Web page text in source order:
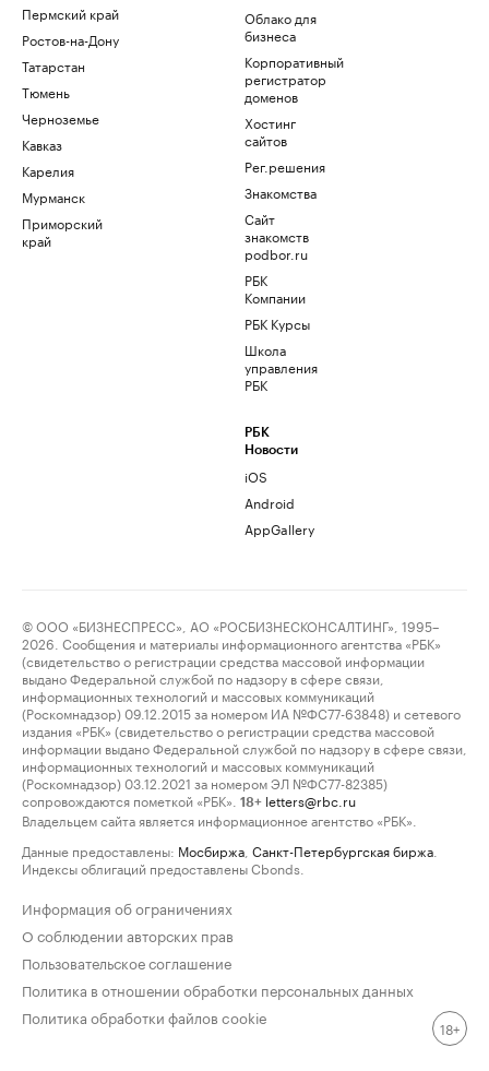
Пермский край
Ростов-на-Дону
Татарстан
Тюмень
Черноземье
Кавказ
Карелия
Мурманск
Приморский
край
Облако для
бизнеса
Корпоративный
регистратор
доменов
Хостинг
сайтов
Рег.решения
Знакомства
Сайт
знакомств
podbor.ru
РБК
Компании
РБК Курсы
Школа
управления
РБК
РБК
Новости
iOS
Android
AppGallery
© ООО «БИЗНЕСПРЕСС», АО «РОСБИЗНЕСКОНСАЛТИНГ», 1995–
2026. Сообщения и материалы информационного агентства «РБК»
(свидетельство о регистрации средства массовой информации
выдано Федеральной службой по надзору в сфере связи,
информационных технологий и массовых коммуникаций
(Роскомнадзор) 09.12.2015 за номером ИА №ФС77-63848) и сетевого
издания «РБК» (свидетельство о регистрации средства массовой
информации выдано Федеральной службой по надзору в сфере связи,
информационных технологий и массовых коммуникаций
(Роскомнадзор) 03.12.2021 за номером ЭЛ №ФС77-82385)
сопровождаются пометкой «РБК».
18+ letters@rbc.ru
Владельцем сайта является информационное агентство «РБК».
Данные предоставлены: Мосбиржа Санкт-Петербургская биржа
Индексы облигаций предоставлены Cbonds.
Информация об ограничениях
О соблюдении авторских прав
Пользовательское соглашение
Политика в отношении обработки персональных данных
Политика обработки файлов cookie
18+